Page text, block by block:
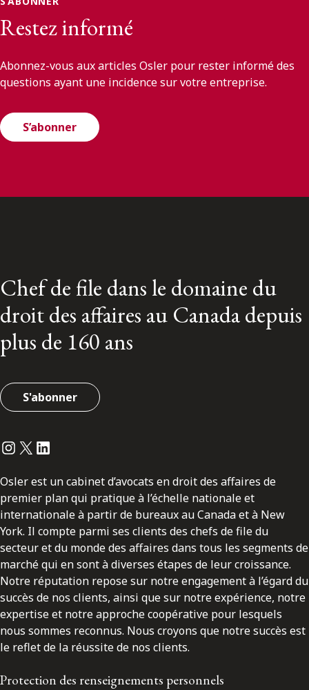
Restez informé
Abonnez-vous aux articles Osler pour rester informé des
questions ayant une incidence sur votre entreprise.
S’abonner
Chef de file dans le domaine du
droit des affaires au Canada depuis
plus de 160 ans
S'abonner
Instagram
Twitter
LinkedIn
Osler est un cabinet d’avocats en droit des affaires de
premier plan qui pratique à l’échelle nationale et
internationale à partir de bureaux au Canada et à New
York. Il compte parmi ses clients des chefs de file du
secteur et du monde des affaires dans tous les segments de
marché qui en sont à diverses étapes de leur croissance.
Notre réputation repose sur notre engagement à l’égard du
succès de nos clients, ainsi que sur notre expérience, notre
expertise et notre approche coopérative pour lesquels
nous sommes reconnus. Nous croyons que notre succès est
le reflet de la réussite de nos clients.
Protection des renseignements personnels